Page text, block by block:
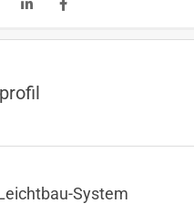
System